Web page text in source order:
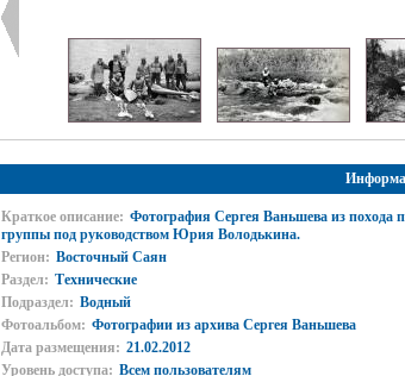
Краткое описание: Фотография Сергея Ваньшева из похода
группы под руководством Юрия Володькина.
Регион: Восточный Саян
Раздел: Технические
Подраздел: Водный
Фотоальбом: Фотографии из архива Сергея Ваньшева
Дата размещения: 21.02.2012
Уровень доступа: Всем пользователям